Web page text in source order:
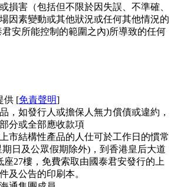
損害（包括但不限於因失誤、不準確、
因素變動或其他狀況或任何其他情況的
安所能控制的範圍之內)所導致的任何
供 [免責聲明]
，如發行人或擔保人無力償債或違約，
分或全部應收款項
市結構性產品的人仕可於工作日的慣常
日及公眾假期除外)，到香港皇后大道
座27樓，免費索取由國泰君安發行的上
及公告的印刷本。